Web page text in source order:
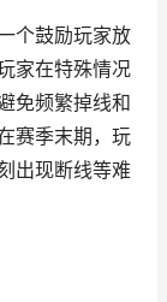
个鼓励玩家放
家在特殊情况
免频繁掉线和
赛季末期，玩
出现断线等难